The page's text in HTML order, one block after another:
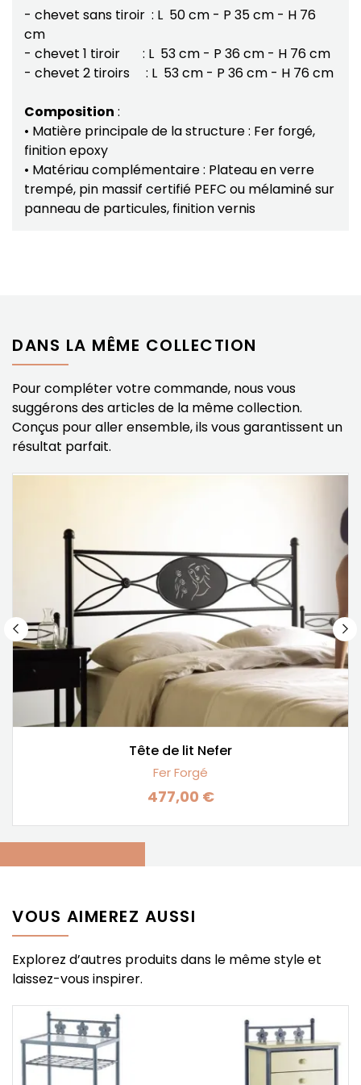
- chevet sans tiroir : L 50 cm - P 35 cm - H 76
cm
- chevet 1 tiroir : L 53 cm - P 36 cm - H 76 cm
- chevet 2 tiroirs : L 53 cm - P 36 cm - H 76 cm
Composition :
• Matière principale de la structure : Fer forgé,
finition epoxy
• Matériau complémentaire : Plateau en verre
trempé, pin massif certifié PEFC ou mélaminé sur
panneau de particules, finition vernis
DANS LA MÊME COLLECTION
Pour compléter votre commande, nous vous
suggérons des articles de la même collection.
Conçus pour aller ensemble, ils vous garantissent un
résultat parfait.
Tête de lit Nefer
Fer Forgé
Prix
477,00 €
VOUS AIMEREZ AUSSI
Explorez d’autres produits dans le même style et
laissez-vous inspirer.